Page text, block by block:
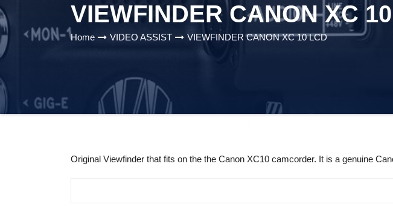
VIEWFINDER CANON XC
Home VIDEO ASSIST VIEWFINDER CANON XC 10 LCD
Original Viewfinder that fits on the the Canon XC10 camcorder. It is a genuine